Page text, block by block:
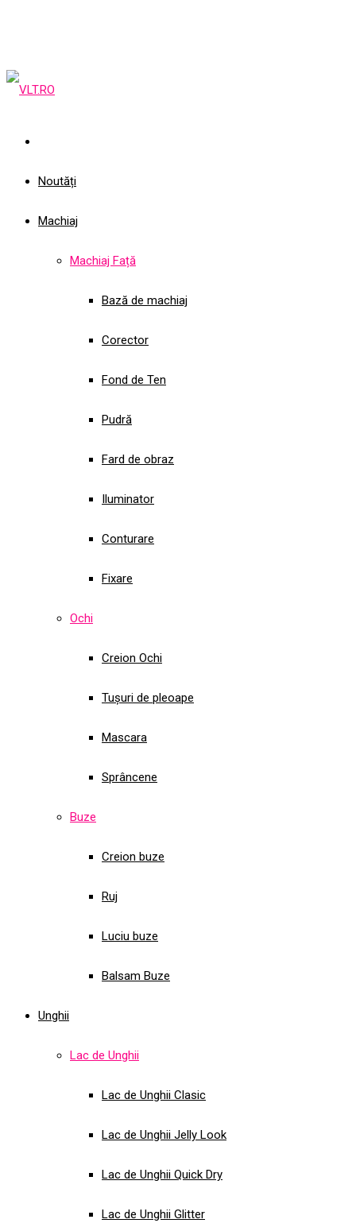
Noutăți
Machiaj
Machiaj Față
Bază de machiaj
Corector
Fond de Ten
Pudră
Fard de obraz
Iluminator
Conturare
Fixare
Ochi
Creion Ochi
Tușuri de pleoape
Mascara
Sprâncene
Buze
Creion buze
Ruj
Luciu buze
Balsam Buze
Unghii
Lac de Unghii
Lac de Unghii Clasic
Lac de Unghii Jelly Look
Lac de Unghii Quick Dry
Lac de Unghii Glitter